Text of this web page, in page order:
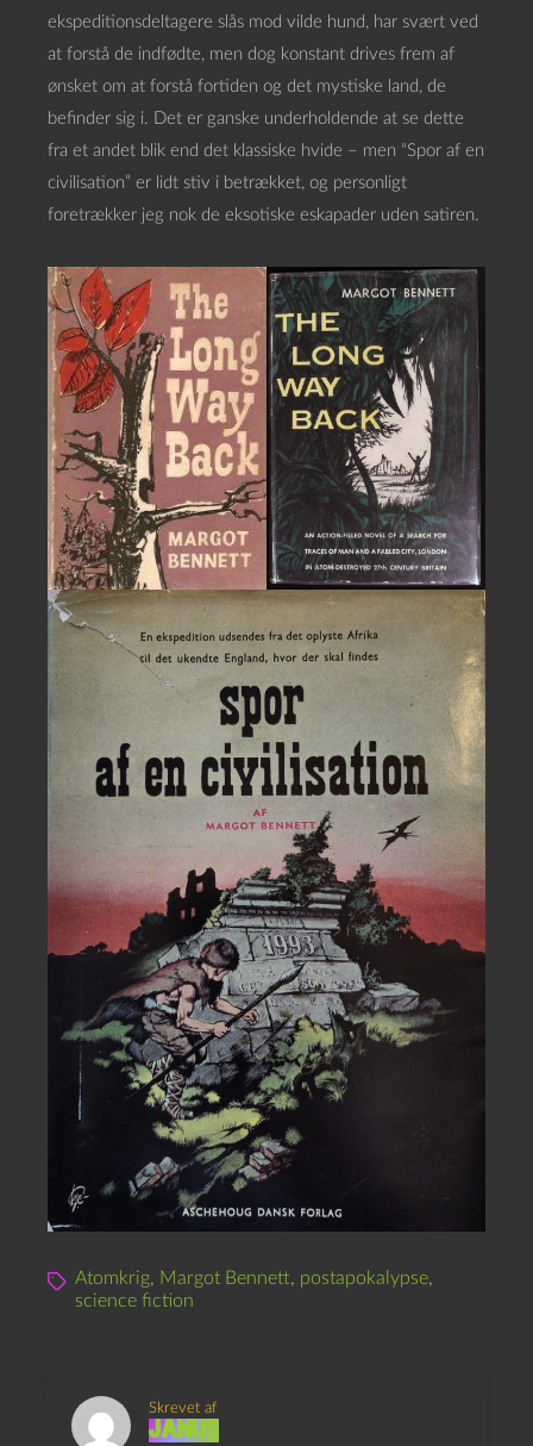
ekspeditionsdeltagere slås mod vilde hund, har svært ved
at forstå de indfødte, men dog konstant drives frem af
ønsket om at forstå fortiden og det mystiske land, de
befinder sig i. Det er ganske underholdende at se dette
fra et andet blik end det klassiske hvide – men “Spor af en
civilisation” er lidt stiv i betrækket, og personligt
foretrækker jeg nok de eksotiske eskapader uden satiren.
Atomkrig, Margot Bennett, postapokalypse,
science fiction
Skrevet af
Janus